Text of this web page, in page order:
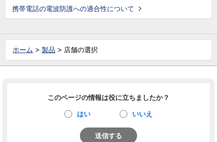
携帯電話の電波防護への適合性について
ホーム 製品 店舗の選択
このページの情報は役に立ちましたか？
はい いいえ
送信する